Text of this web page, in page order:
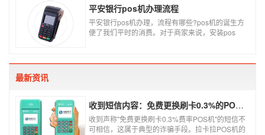
现，套现不换，那么我们这样使用pos机肯定就是
违法的，只有我们在安全的使用之下，我们的个人
办理的pos机才是正规的，但是自己刷自己信用卡
用自己的pos机，这样只是算违规，只要我们按时
干扰到他人，不恶意套现银行，那么我们的行为犯
平安银行pos机办理流程
平安银行pos机办理，流程有哪些?pos机的诞生方
便了我们平时的消费。对于商家来说，安装pos
最新资讯
收到短信内容：免费更换刷卡0.3%的POS机，可以相信吗？
收到声称"免费更换刷卡0.3%费率POS机"的短信不
可相信，这属于典型的诈骗手段。拉卡拉POS机的